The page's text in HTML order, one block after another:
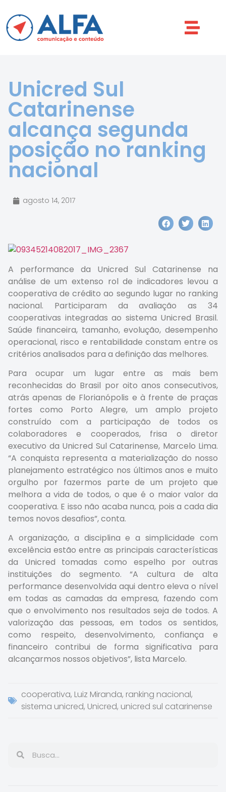
Unicred Sul
Catarinense
alcança segunda
posição no ranking
nacional
agosto 14, 2017
A performance da Unicred Sul Catarinense na
análise de um extenso rol de indicadores levou a
cooperativa de crédito ao segundo lugar no ranking
nacional. Participaram da avaliação as 34
cooperativas integradas ao sistema Unicred Brasil.
Saúde financeira, tamanho, evolução, desempenho
operacional, risco e rentabilidade constam entre os
critérios analisados para a definição das melhores.
Para ocupar um lugar entre as mais bem
reconhecidas do Brasil por oito anos consecutivos,
atrás apenas de Florianópolis e à frente de praças
fortes como Porto Alegre, um amplo projeto
construído com a participação de todos os
colaboradores e cooperados, frisa o diretor
executivo da Unicred Sul Catarinense, Marcelo Lima.
“A conquista representa a materialização do nosso
planejamento estratégico nos últimos anos e muito
orgulho por fazermos parte de um projeto que
melhora a vida de todos, o que é o maior valor da
cooperativa. E isso não acaba nunca, pois a cada dia
temos novos desafios”, conta.
A organização, a disciplina e a simplicidade com
excelência estão entre as principais características
da Unicred tomadas como espelho por outras
instituições do segmento. “A cultura de alta
performance desenvolvida aqui dentro eleva o nível
em todas as camadas da empresa, fazendo com
que o envolvimento nos resultados seja de todos. A
valorização das pessoas, em todos os sentidos,
como respeito, desenvolvimento, confiança e
financeiro contribui de forma significativa para
alcançarmos nossos objetivos”, lista Marcelo.
cooperativa, Luiz Miranda, ranking nacional,
sistema unicred, Unicred, unicred sul catarinense